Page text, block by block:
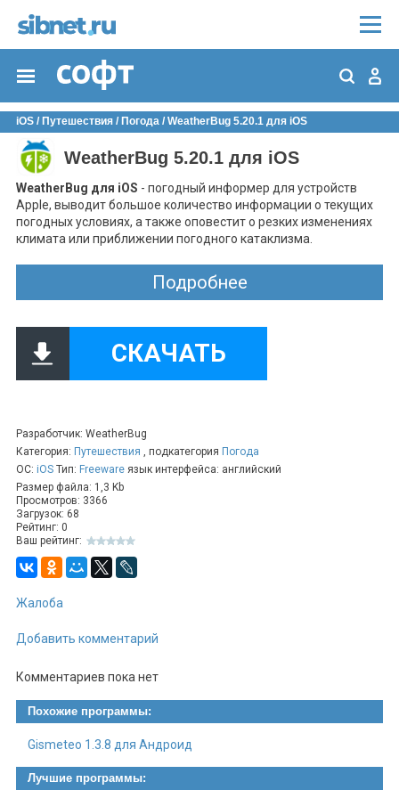
iOS / Путешествия / Погода / WeatherBug 5.20.1 для iOS
WeatherBug 5.20.1 для iOS
WeatherBug для iOS - погодный информер для устройств
Apple, выводит большое количество информации о текущих
погодных условиях, а также оповестит о резких изменениях
климата или приближении погодного катаклизма.
отображает текущую погоду и ее прогноз на
радар для отслеживания молний поблизости;
18 погодных карт для визуализации климатических
устройствами.
Подробнее
СКАЧАТЬ
Разработчик: WeatherBug
Категория: Путешествия , подкатегория Погода
ОС: iOS Тип: Freeware язык интерфейса: английский
Размер файла: 1,3 Kb
Просмотров: 3366
Загрузок: 68
Рейтинг: 0
Ваш рейтинг:
Жалоба
Добавить комментарий
Комментариев пока нет
Похожие программы:
Gismeteo 1.3.8 для Андроид
Лучшие программы: